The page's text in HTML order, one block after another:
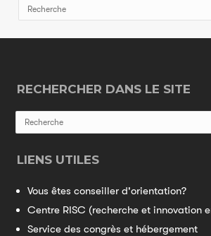
RECHERCHER DANS LE SITE
LIENS UTILES
Vous êtes conseiller d'orientation?
Centre RISC (recherche et innovation
Service des congrès et hébergement